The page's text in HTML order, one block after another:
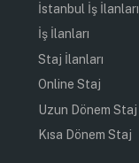
İstanbul İş İlanları
İş İlanları
Staj İlanları
Online Staj
Uzun Dönem Staj
Kısa Dönem Staj